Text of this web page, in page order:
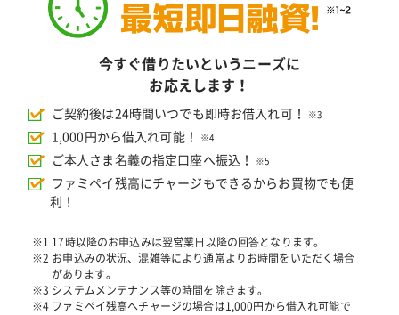
今すぐ借りたいというニーズに
お応えします！
ご契約後は24時間いつでも即時お借入れ可！ ※3
1,000円から借入れ可能！ ※4
ご本人さま名義の指定口座へ振込！ ※5
ファミペイ残高にチャージもできるからお買物でも便
利！
※1 17時以降のお申込みは翌営業日以降の回答となります。
※2 お申込みの状況、混雑等により通常よりお時間をいただく場合
があります。
※3 システムメンテナンス等の時間を除きます。
※4 ファミペイ残高へチャージの場合は1,000円から借入れ可能で